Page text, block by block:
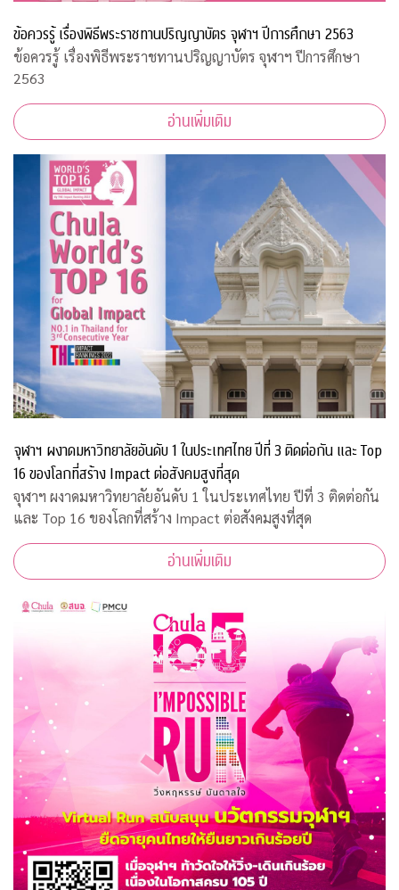
ข้อควรรู้ เรื่องพิธีพระราชทานปริญญาบัตร จุฬาฯ ปีการศึกษา 2563
ข้อควรรู้ เรื่องพิธีพระราชทานปริญญาบัตร จุฬาฯ ปีการศึกษา
2563
อ่านเพิ่มเติม
จุฬาฯ ผงาดมหาวิทยาลัยอันดับ 1 ในประเทศไทย ปีที่ 3 ติดต่อกัน และ Top
16 ของโลกที่สร้าง Impact ต่อสังคมสูงที่สุด
จุฬาฯ ผงาดมหาวิทยาลัยอันดับ 1 ในประเทศไทย ปีที่ 3 ติดต่อกัน
และ Top 16 ของโลกที่สร้าง Impact ต่อสังคมสูงที่สุด
อ่านเพิ่มเติม